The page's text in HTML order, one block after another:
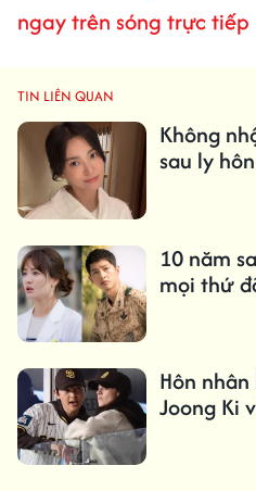
ngay trên sóng trực tiếp
TIN LIÊN QUAN
Không
sau ly hôn
10 năm
mọi thứ
Hôn
Joong Ki